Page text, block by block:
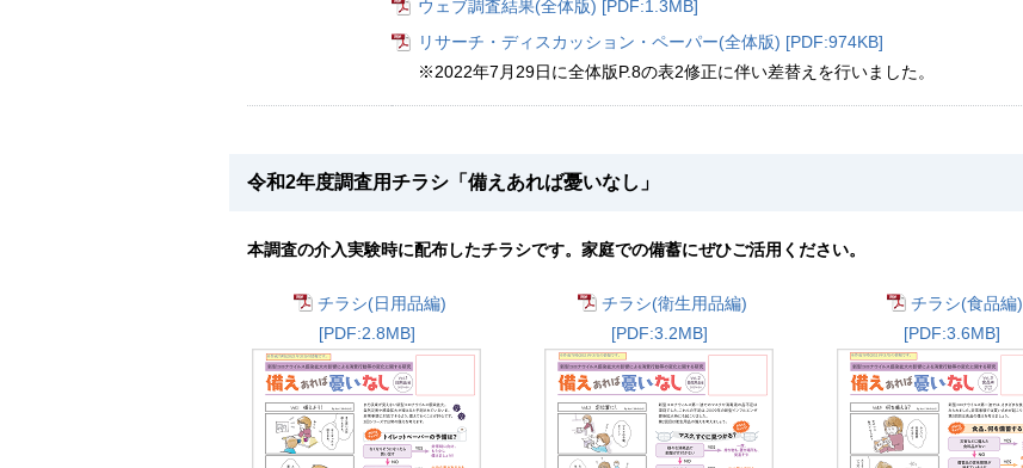
ウェブ調査結果(全体版) [PDF:1.3MB]
リサーチ・ディスカッション・ペーパー(全体版) [PDF:974KB]
※2022年7月29日に全体版P.8の表2修正に伴い差替えを行いました。
令和2年度調査用チラシ「備えあれば憂いなし」
本調査の介入実験時に配布したチラシです。家庭での備蓄にぜひご活用ください。
チラシ(日用品編)
[PDF:2.8MB]
チラシ(衛生用品編)
[PDF:3.2MB]
チラシ(食品編)
[PDF:3.6MB]